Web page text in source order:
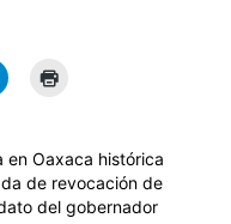
en Oaxaca histórica
de revocación de
del gobernador